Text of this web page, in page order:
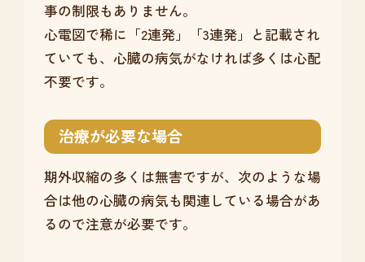
事の制限もありません。
心電図で稀に「2連発」「3連発」と記載され
ていても、心臓の病気がなければ多くは心配
不要です。
治療が必要な場合
期外収縮の多くは無害ですが、次のような場
合は他の心臓の病気も関連している場合があ
るので注意が必要です。